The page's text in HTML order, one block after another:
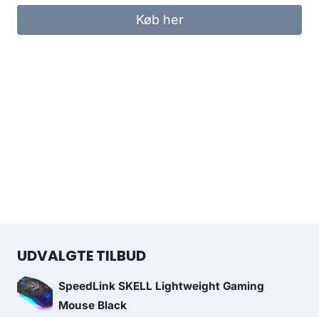
Køb her
UDVALGTE TILBUD
SpeedLink SKELL Lightweight Gaming
Mouse Black